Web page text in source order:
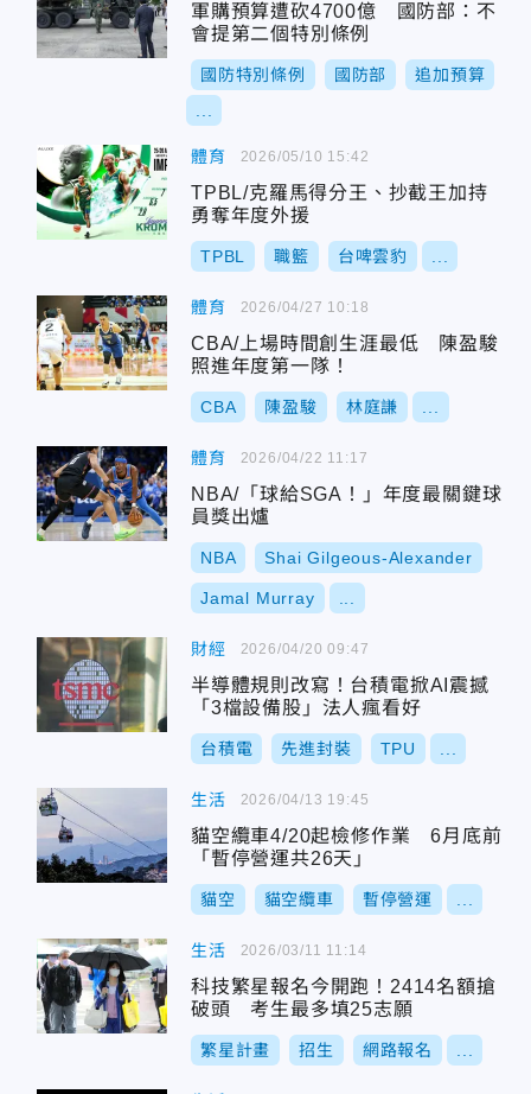
軍購預算遭砍4700億 國防部：不
會提第二個特別條例
國防特別條例 國防部 追加預算
體育
TPBL/克羅馬得分王、抄截王加持
勇奪年度外援
TPBL 職籃 台啤雲豹
2026/05/10 15:42
體育
CBA/上場時間創生涯最低 陳盈駿
照進年度第一隊！
CBA 陳盈駿 林庭謙
2026/04/27 10:18
體育
NBA/「球給SGA！」年度最關鍵球
員獎出爐
NBA Shai Gilgeous-Alexander
Jamal Murray
2026/04/22 11:17
財經
半導體規則改寫！台積電掀AI震撼
「3檔設備股」法人瘋看好
台積電 先進封裝 TPU
2026/04/20 09:47
生活
貓空纜車4/20起檢修作業 6月底前
「暫停營運共26天」
貓空 貓空纜車 暫停營運
2026/04/13 19:45
生活
科技繁星報名今開跑！2414名額搶
破頭 考生最多填25志願
繁星計畫 招生 網路報名
2026/03/11 11:14